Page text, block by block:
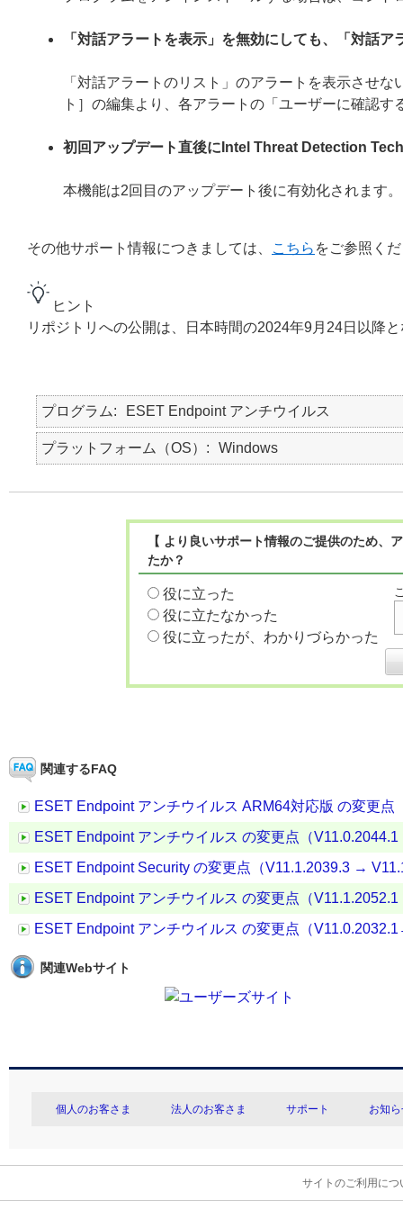
「対話アラートを表示」を無効にしても、「対話
「対話アラートのリスト」のアラートを表示させ
ト］の編集より、各アラートの「ユーザーに確認
初回アップデート直後にIntel Threat Detection
本機能は2回目のアップデート後に有効化されます。
その他サポート情報につきましては、 こちら をご参照く
ヒント
リポジトリへの公開は、日本時間の2024年9月24日以降
プログラム ESET Endpoint アンチウイルス
プラットフォーム（OS） Windows
【 より良いサポート情報のご提供のため
たか？
役に立った
役に立たなかった
役に立ったが、わかりづらかった
関連するFAQ
ESET Endpoint アンチウイルス ARM64対応版 の変更
ESET Endpoint アンチウイルス の変更点（
ESET Endpoint Security の変更点（V11.1.2039.3 →
ESET Endpoint アンチウイルス の変更点（
ESET Endpoint アンチウイルス の変更点（
関連Webサイト
個人のお客さま 法人のお客さま サポート お知
サイトのご利用につ